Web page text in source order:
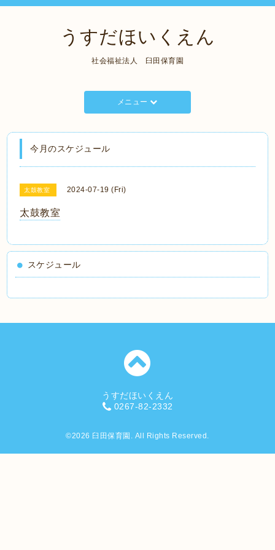
うすだほいくえん
社会福祉法人 臼田保育園
メニュー
今月のスケジュール
太鼓教室 2024-07-19 (Fri)
太鼓教室
スケジュール
うすだほいくえん
0267-82-2332
©2026 臼田保育園 . All Rights Reserved.